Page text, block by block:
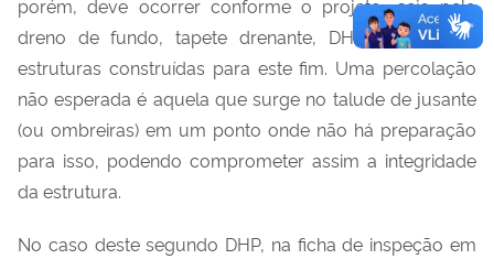
porém, deve ocorrer conforme o projeto, seja pelo
dreno de fundo, tapete drenante, DHPs, ou outras
estruturas construídas para este fim. Uma percolação
não esperada é aquela que surge no talude de jusante
(ou ombreiras) em um ponto onde não há preparação
para isso, podendo comprometer assim a integridade
da estrutura.
No caso deste segundo DHP, na ficha de inspeção em